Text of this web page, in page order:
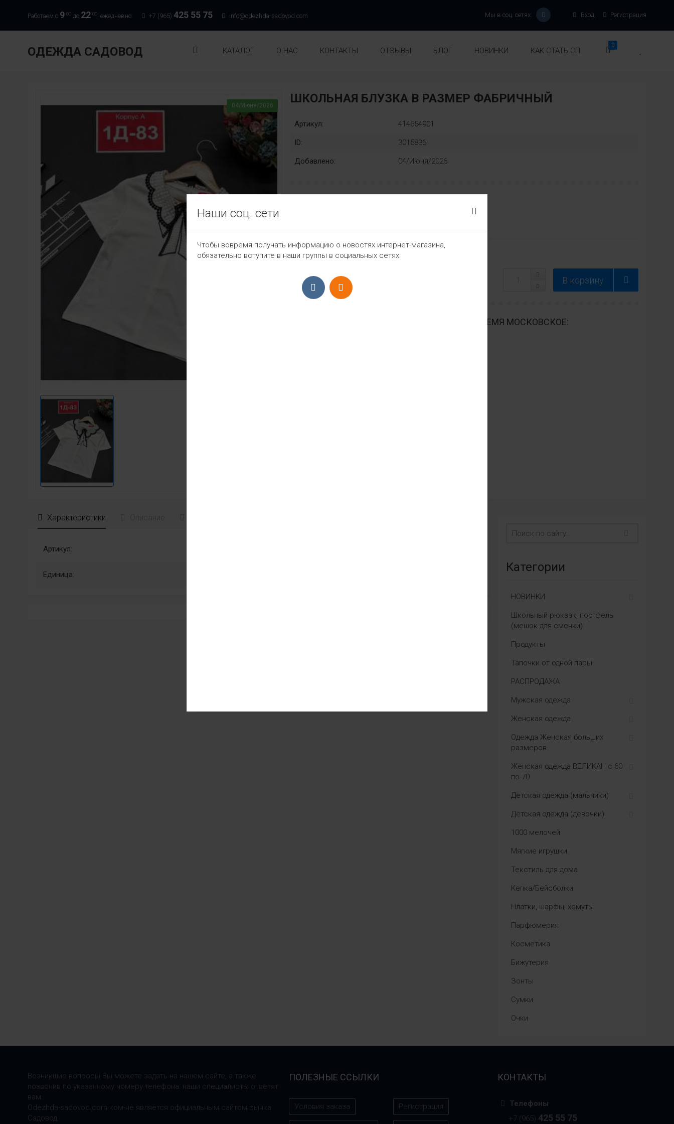
Работаем с 9 00 до 22 00, ежедневно: +7 (965) 425 55 75 info@odezhda-sadovod.com Вход Регистрация
Мы в соц. сетях:
ОДЕЖДА САДОВОД КАТАЛОГ О НАС КОНТАКТЫ ОТЗЫВЫ БЛОГ НОВИНКИ КАК СТАТЬ СП
0
04/Июня/2026 ШКОЛЬНАЯ БЛУЗКА В РАЗМЕР ФАБРИЧНЫЙ
Артикул: 414654901
ID: 3015836
Добавлено: 04/Июня/2026
Модель
665₽
ПРИЁМ ЗАКАЗОВ С 9:00-22:00, ЕЖЕДНЕВНО ВРЕМЯ МОСКОВСКОЕ:
Характеристики
Артикул:
Единица:
Категории
НОВИНКИ
Школьный рюкзак, портфель
(мешок для сменки)
Продукты
Тапочки от одной пары
РАСПРОДАЖА
Мужская одежда
Женская одежда
Одежда Женская больших
размеров
Женская одежда ВЕЛИКАН с 60
по 70
Детская одежда (мальчики)
Детская одежда (девочки)
1000 мелочей
Мягкие игрушки
Текстиль для дома
Кепка/Бейсболки
Платки, шарфы, хомуты
Парфюмерия
Косметика
Бижутерия
Зонты
Сумки
Очки
Возникшие вопросы Вы можете задать на нашем сайте, а также
позвонив по указанному номеру телефона: наши специалисты ответят
вам.
Odezhda-sadovod.com.ком-не является официальным сайтом рынка
Садовод.
ПОЛЕЗНЫЕ ССЫЛКИ
Условия заказа Регистрация
КОНТАКТЫ
Телефоны
+7 (965) 425 55 75
Наши соц. сети
Чтобы вовремя получать информацию о новостях интернет-магазина,
обязательно вступите в наши группы в социальных сетях: